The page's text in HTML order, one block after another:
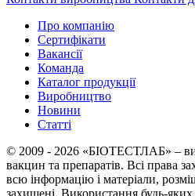
Про компанію
Сертифікати
Вакансії
Команда
Каталог продукції
Виробництво
Новини
Статті
© 2009 - 2026 «БІОТЕСТЛАБ» –
вакцин та препаратів. Всі права
всю інформацію і матеріали,
захищені. Використання будь-